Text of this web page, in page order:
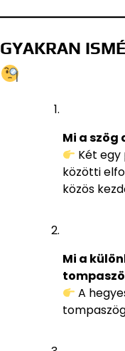
GYAKRAN
Mi a
Két
közötti
közös
Mi a
A